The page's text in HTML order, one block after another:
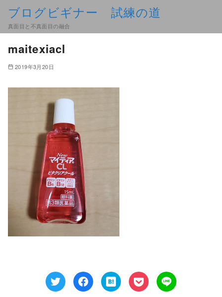
ブログビギナー 試練の道
真面目と不真面目の融合
maitexiacl
2019年3月20日